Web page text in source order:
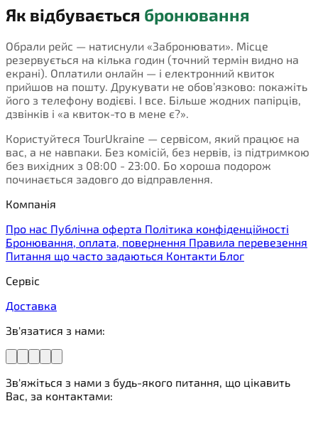
Як відбувається бронювання
Обрали рейс — натиснули «Забронювати». Місце
резервується на кілька годин (точний термін видно на
екрані). Оплатили онлайн — і електронний квиток
прийшов на пошту. Друкувати не обов’язково: покажіть
його з телефону водієві. І все. Більше жодних папірців,
дзвінків і «а квиток-то в мене є?».
Користуйтеся TourUkraine — сервісом, який працює на
вас, а не навпаки. Без комісій, без нервів, із підтримкою
без вихідних з 08:00 - 23:00. Бо хороша подорож
починається задовго до відправлення.
Компанія
Про нас Публічна оферта Політика конфіденційності
Бронювання, оплата, повернення Правила перевезення
Питання що часто задаються Контакти Блог
Сервіс
Доставка
Зв'язатися з нами:
Зв'яжіться з нами з будь-якого питання, що цікавить
Вас, за контактами: